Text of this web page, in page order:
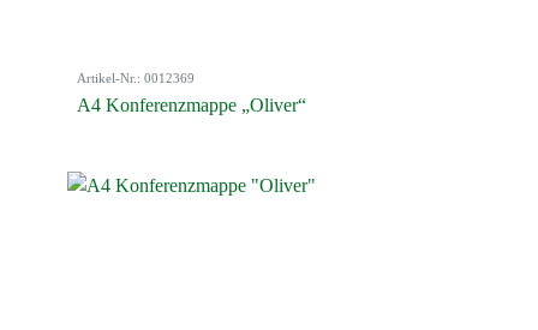
Artikel-Nr.: 0012369
A4 Konferenzmappe „Oliver“